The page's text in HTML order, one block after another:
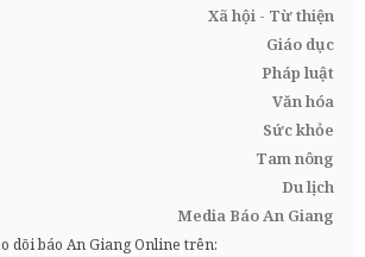
Xã hội - Từ thiện
Giáo dục
Pháp luật
Văn hóa
Sức khỏe
Tam nông
Du lịch
Media Báo An Giang
dõi báo An Giang Online trên: